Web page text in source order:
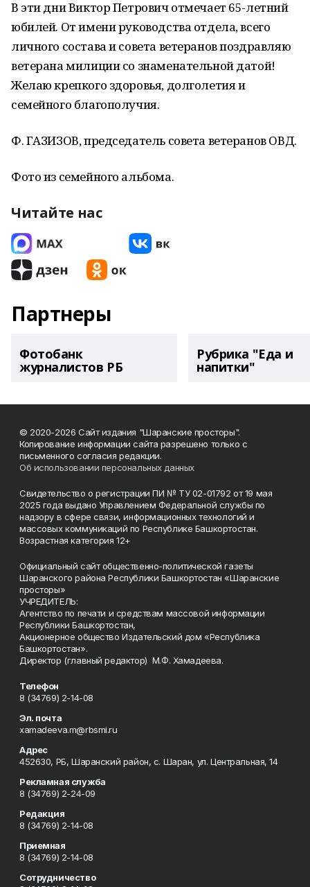
В эти дни Виктор Петрович отмечает 65-летний
юбилей. От имени руководства отдела, всего
личного состава и совета ветеранов поздравляю
ветерана милиции со знаменательной датой!
Желаю крепкого здоровья, долголетия и
семейного благополучия.
Ф. ГАЗИЗОВ, председатель совета ветеранов ОВД.
Фото из семейного альбома.
Читайте нас
Партнеры
Фотобанк
журналистов РБ
Рубрика "Еда и
напитки"
© 2020-2026 Сайт издания "Шаранские просторы".
Копирование информации сайта разрешено только с
письменного согласия редакции.
Об использовании персональных данных
Свидетельство о регистрации ПИ № ТУ 02-01792 от 19 мая
2025 года выдано Управлением Федеральной службы по
надзору в сфере связи, информационных технологий и
массовых коммуникаций по Республике Башкортостан.
Возрастная категория 12+
Официальный сайт общественно-политической газеты
Шаранского района Республики Башкортостан «Шаранские
просторы»
УЧРЕДИТЕЛЬ:
Агентство по печати и средствам массовой информации
Республики Башкортостан,
Акционерное общество Издательский дом «Республика
Башкортостан».
Директор (главный редактор) М.Ф. Хамадеева.
Телефон
8 (34769) 2-14-08
Эл. почта
xamadeeva.m@rbsmi.ru
Адрес
452630, РБ, Шаранский район, с. Шаран, ул. Центральная, 14
Рекламная служба
8 (34769) 2-24-09
Редакция
8 (34769) 2-14-08
Приемная
8 (34769) 2-14-08
Сотрудничество